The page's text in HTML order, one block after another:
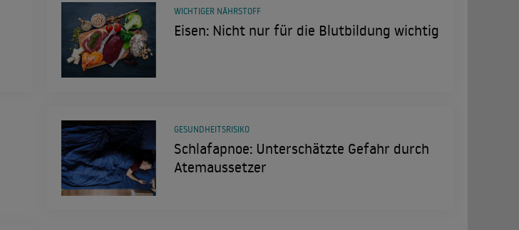
Eisen: Nicht nur für die Blutbildung wichtig
WICHTIGER NÄHRSTOFF
Schlafapnoe: Unterschätzte Gefahr durch
Atemaussetzer
GESUNDHEITSRISIKO